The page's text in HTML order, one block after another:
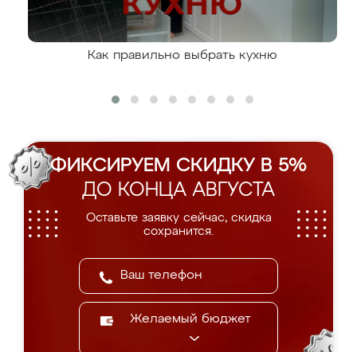
Как правильно выбрать кухню
ФИКСИРУЕМ СКИДКУ В 5%
ДО КОНЦА АВГУСТА
Оставьте заявку сейчас, скидка
сохранится.
Желаемый бюджет